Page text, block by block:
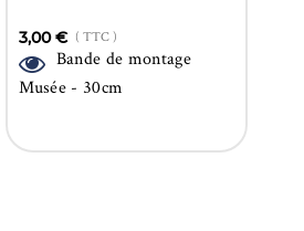
3,00 € ( TTC )
Bande de montage
Musée - 30cm